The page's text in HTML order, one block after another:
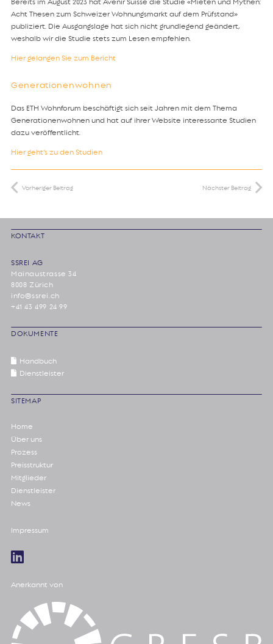
Bereits im August 2023 hat Avenir Suisse die Studie «Mieten und Mythen:
Acht Thesen zum Schweizer Wohnungsmarkt auf dem Prüfstand»
publiziert. Die Ausgangslage hat sich nicht grundlegend geändert,
weshalb wir die Studie stets zum Lesen empfehlen.
Hier gelangen Sie zum Bericht
Generationenwohnen
Das ETH Wohnforum beschäftigt sich seit Jahren mit dem Thema
Generationenwohnen und hat auf ihrer Website interessante Studien
dazu veröffentlicht.
Hier geht’s zu den Studien
Vorheriger Beitrag Nächster Beitrag
KONTAKT
SSREI AG
Mainaustrasse 34
8008 Zürich
info@ssrei.ch
+41 43 499 24 99
DOKUMENTE
Handbuch
Dienstleister
SITEMAP
Home
Über uns
Prozess
Preisstruktur
Mitglieder
Dienstleister
News
Impressum
Anerkannt von